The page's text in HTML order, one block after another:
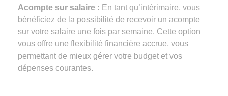
Acompte sur salaire : En tant qu’intérimaire, vous
bénéficiez de la possibilité de recevoir un acompte
sur votre salaire une fois par semaine. Cette option
vous offre une flexibilité financière accrue, vous
permettant de mieux gérer votre budget et vos
dépenses courantes.